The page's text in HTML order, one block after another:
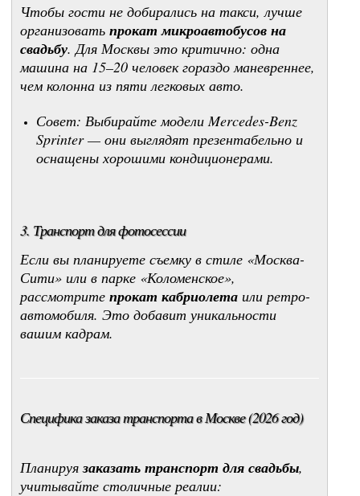
Чтобы гости не добирались на такси, лучше
организовать прокат микроавтобусов на
свадьбу. Для Москвы это критично: одна
машина на 15–20 человек гораздо маневреннее,
чем колонна из пяти легковых авто.
Совет: Выбирайте модели Mercedes-Benz
Sprinter — они выглядят презентабельно и
оснащены хорошими кондиционерами.
3. Транспорт для фотосессии
Если вы планируете съемку в стиле «Москва-
Сити» или в парке «Коломенское»,
рассмотрите прокат кабриолета или ретро-
автомобиля. Это добавит уникальности
вашим кадрам.
Специфика заказа транспорта в Москве (2026 год)
Планируязаказать транспорт для свадьбы,
учитывайте столичные реалии: